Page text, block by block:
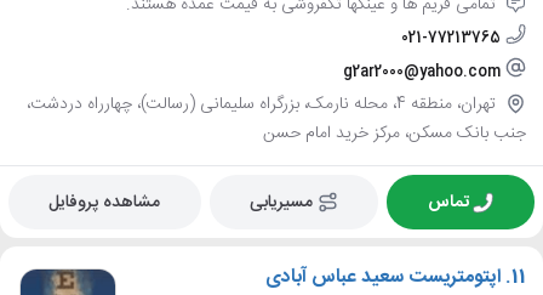
021-77213765
g2ar2000@yahoo.com
تهران، منطقه 4، محله نارمک، بزرگراه سلیمانی (رسالت)، چهارراه دردشت،
جنب بانک مسکن، مرکز خرید امام حسن
تماس مسیریابی مشاهده پروفایل
11. اپتومتریست سعید عباس آبادی